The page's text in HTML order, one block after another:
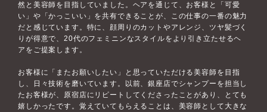
然と美容師を目指していました。ヘアを通じて、お客様と「可愛
い」や「かっこいい」を共有できることが、この仕事の一番の魅力
だと感じています。特に、顔周りのカットやアレンジ、ツヤ髪づく
りが得意で、20代のフェミニンなスタイルをより引き立たせるヘ
アをご提案します。
お客様に「またお願いしたい」と思っていただける美容師を目指
し、日々技術を磨いています。以前、銀座店でシャンプーを担当し
たお客様が、原宿店にリピートしてくださったことがあり、とても
嬉しかったです。覚えていてもらえることは、美容師として大きな